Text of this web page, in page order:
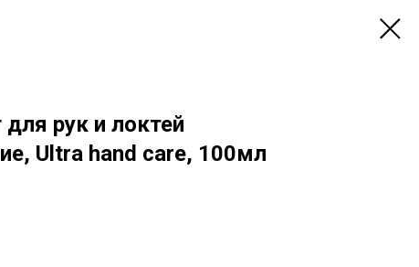
рук и локтей
Ultra hand care, 100мл